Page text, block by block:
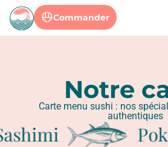
Commander
Notre
Carte menu sushi : nos
authentiques
Sashimi